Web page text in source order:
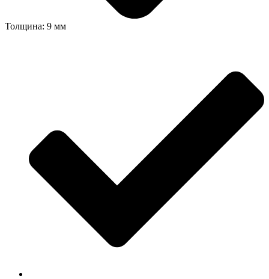
Толщина: 9 мм